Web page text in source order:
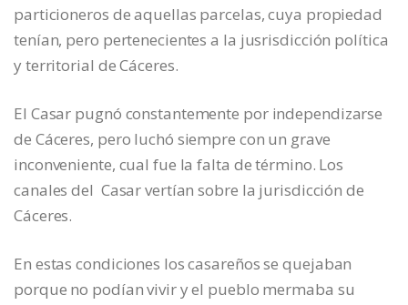
particioneros de aquellas parcelas, cuya propiedad
tenían, pero pertenecientes a la jusrisdicción política
y territorial de Cáceres.
El Casar pugnó constantemente por independizarse
de Cáceres, pero luchó siempre con un grave
inconveniente, cual fue la falta de término. Los
canales del Casar vertían sobre la jurisdicción de
Cáceres.
En estas condiciones los casareños se quejaban
porque no podían vivir y el pueblo mermaba su